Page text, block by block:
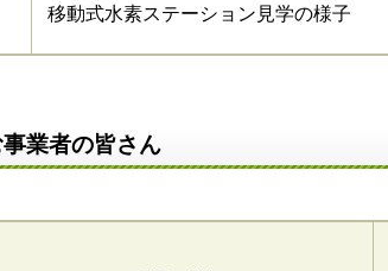
移動式水素ステーション見学の様子
業者の皆さん